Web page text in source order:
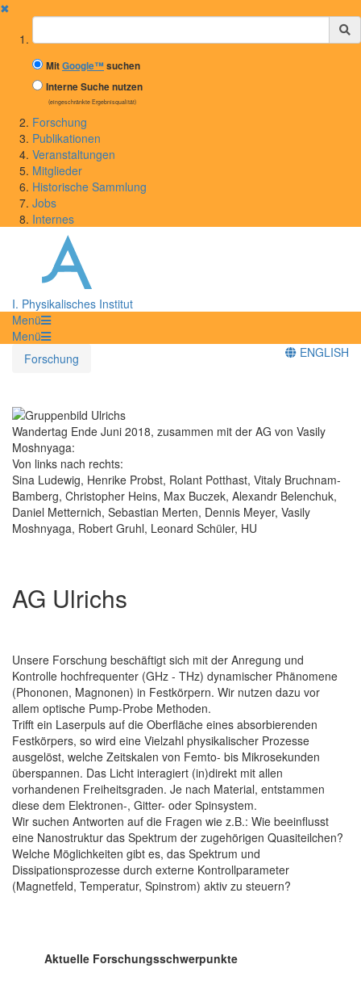
✖
Suchbegriff
MitGoogle™suchen
Interne Suche nutzen
(eingeschränkte Ergebnisqualität)
Forschung
Publikationen
Veranstaltungen
Mitglieder
Historische Sammlung
Jobs
Internes
I. Physikalisches Institut
Menü
Menü
Forschung
ENGLISH
Wandertag Ende Juni 2018, zusammen mit der AG von Vasily
Moshnyaga:
Von links nach rechts:
Sina Ludewig, Henrike Probst, Rolant Potthast, Vitaly Bruchnam-
Bamberg, Christopher Heins, Max Buczek, Alexandr Belenchuk,
Daniel Metternich, Sebastian Merten, Dennis Meyer, Vasily
Moshnyaga, Robert Gruhl, Leonard Schüler, HU
AG Ulrichs
Unsere Forschung beschäftigt sich mit der Anregung und
Kontrolle hochfrequenter (GHz - THz) dynamischer Phänomene
(Phononen, Magnonen) in Festkörpern. Wir nutzen dazu vor
allem optische Pump-Probe Methoden.
Trifft ein Laserpuls auf die Oberfläche eines absorbierenden
Festkörpers, so wird eine Vielzahl physikalischer Prozesse
ausgelöst, welche Zeitskalen von Femto- bis Mikrosekunden
überspannen. Das Licht interagiert (in)direkt mit allen
vorhandenen Freiheitsgraden. Je nach Material, entstammen
diese dem Elektronen-, Gitter- oder Spinsystem.
Wir suchen Antworten auf die Fragen wie z.B.: Wie beeinflusst
eine Nanostruktur das Spektrum der zugehörigen Quasiteilchen?
Welche Möglichkeiten gibt es, das Spektrum und
Dissipationsprozesse durch externe Kontrollparameter
(Magnetfeld, Temperatur, Spinstrom) aktiv zu steuern?
Aktuelle Forschungsschwerpunkte